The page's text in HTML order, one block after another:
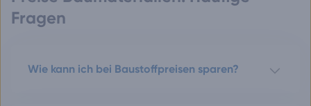
Fragen
Wie kann ich bei Baustoffpreisen sparen?